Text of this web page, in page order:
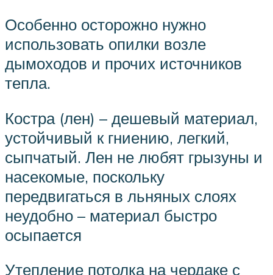
Особенно осторожно нужно
использовать опилки возле
дымоходов и прочих источников
тепла.
Костра (лен) – дешевый материал,
устойчивый к гниению, легкий,
сыпчатый. Лен не любят грызуны и
насекомые, поскольку
передвигаться в льняных слоях
неудобно – материал быстро
осыпается
Утепление потолка на чердаке с